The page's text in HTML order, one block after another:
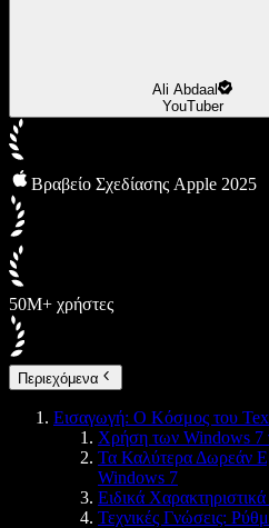
Ali Abdaal
YouTuber
Βραβείο Σχεδίασης Apple 2025
50M+ χρήστες
Περιεχόμενα
Εισαγωγή: Ο Κόσμος του
Χρήση των Windows 7
Τα Καλύτερα Δωρεάν
Windows 7
Ειδικά
Τεχνικές Γνώσεις: